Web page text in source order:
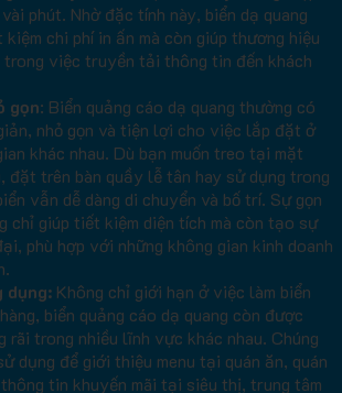
phút. Nhờ đặc tính này, biển dạ quang
chi phí in ấn mà còn giúp thương hiệu
việc truyền tải thông tin đến khách
gọn: Biển quảng cáo dạ quang thường có
nhỏ gọn và tiện lợi cho việc lắp đặt ở
khác nhau. Dù bạn muốn treo tại mặt
đặt trên bàn quầy lễ tân hay sử dụng trong
vẫn dễ dàng di chuyển và bố trí. Sự gọn
chỉ giúp tiết kiệm diện tích mà còn tạo sự
phù hợp với những không gian kinh doanh
dụng: Không chỉ giới hạn ở việc làm biển
biển quảng cáo dạ quang còn được
rãi trong nhiều lĩnh vực khác nhau. Chúng
dụng để giới thiệu menu tại quán ăn, quán
tin khuyến mãi tại siêu thị, trung tâm